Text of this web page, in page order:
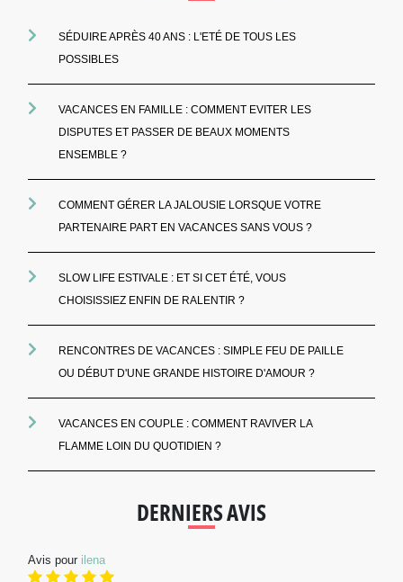
SÉDUIRE APRÈS 40 ANS : L'ETÉ DE TOUS LES
POSSIBLES
VACANCES EN FAMILLE : COMMENT EVITER LES
DISPUTES ET PASSER DE BEAUX MOMENTS
ENSEMBLE ?
COMMENT GÉRER LA JALOUSIE LORSQUE VOTRE
PARTENAIRE PART EN VACANCES SANS VOUS ?
SLOW LIFE ESTIVALE : ET SI CET ÉTÉ, VOUS
CHOISISSIEZ ENFIN DE RALENTIR ?
RENCONTRES DE VACANCES : SIMPLE FEU DE PAILLE
OU DÉBUT D'UNE GRANDE HISTOIRE D'AMOUR ?
VACANCES EN COUPLE : COMMENT RAVIVER LA
FLAMME LOIN DU QUOTIDIEN ?
DERNIERS AVIS
Avis pour ilena